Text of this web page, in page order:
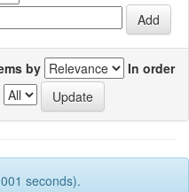
by
In order
seconds).